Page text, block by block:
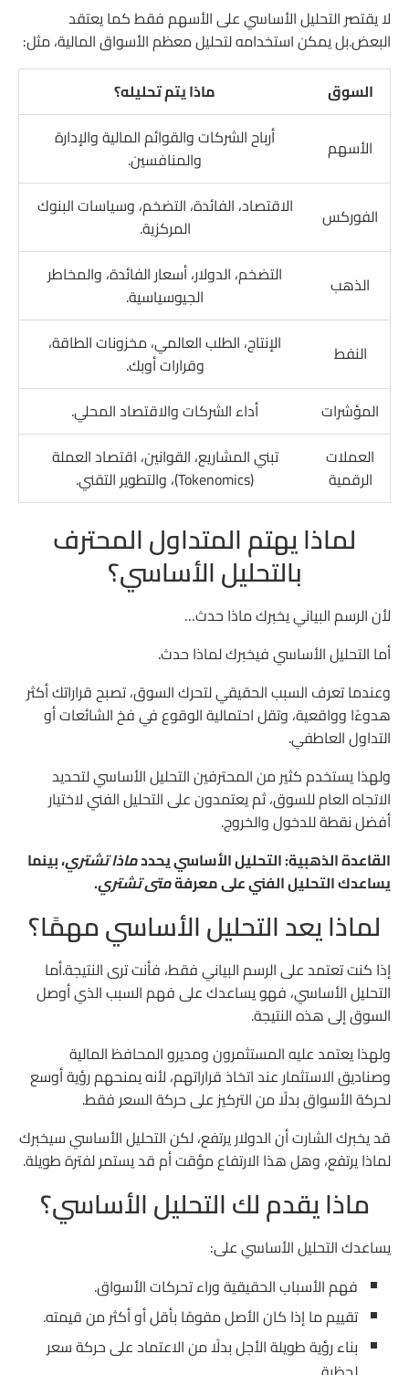
لا يقتصر التحليل الأساسي على الأسهم فقط كما يعتقد
البعض.بل يمكن استخدامه لتحليل معظم الأسواق المالية، مثل:
السوق
ماذا يتم تحليله؟
الأسهم
أرباح الشركات والقوائم المالية والإدارة
والمنافسين.
الفوركس
الاقتصاد، الفائدة، التضخم، وسياسات البنوك
المركزية.
الذهب
التضخم، الدولار، أسعار الفائدة، والمخاطر
الجيوسياسية.
النفط
الإنتاج، الطلب العالمي، مخزونات الطاقة،
وقرارات أوبك.
المؤشرات
أداء الشركات والاقتصاد المحلي.
العملات
الرقمية
تبني المشاريع، القوانين، اقتصاد العملة
(Tokenomics)، والتطوير التقني.
لماذا يهتم المتداول المحترف
بالتحليل الأساسي؟
لأن الرسم البياني يخبرك ماذا حدث…
أما التحليل الأساسي فيخبرك لماذا حدث.
وعندما تعرف السبب الحقيقي لتحرك السوق، تصبح قراراتك أكثر
هدوءًا وواقعية، وتقل احتمالية الوقوع في فخ الشائعات أو
التداول العاطفي.
ولهذا يستخدم كثير من المحترفين التحليل الأساسي لتحديد
الاتجاه العام للسوق، ثم يعتمدون على التحليل الفني لاختيار
أفضل نقطة للدخول والخروج.
القاعدة الذهبية: التحليل الأساسي يحددماذا تشتري، بينما
يساعدك التحليل الفني على معرفةمتى تشتري.
لماذا يعد التحليل الأساسي مهمًا؟
إذا كنت تعتمد على الرسم البياني فقط، فأنت ترى النتيجة.أما
التحليل الأساسي، فهو يساعدك على فهم السبب الذي أوصل
السوق إلى هذه النتيجة.
ولهذا يعتمد عليه المستثمرون ومديرو المحافظ المالية
وصناديق الاستثمار عند اتخاذ قراراتهم، لأنه يمنحهم رؤية أوسع
لحركة الأسواق بدلًا من التركيز على حركة السعر فقط.
قد يخبرك الشارت أن الدولار يرتفع، لكن التحليل الأساسي سيخبرك
لماذا يرتفع، وهل هذا الارتفاع مؤقت أم قد يستمر لفترة طويلة.
ماذا يقدم لك التحليل الأساسي؟
يساعدك التحليل الأساسي على:
فهم الأسباب الحقيقية وراء تحركات الأسواق.
تقييم ما إذا كان الأصل مقومًا بأقل أو أكثر من قيمته.
بناء رؤية طويلة الأجل بدلًا من الاعتماد على حركة سعر